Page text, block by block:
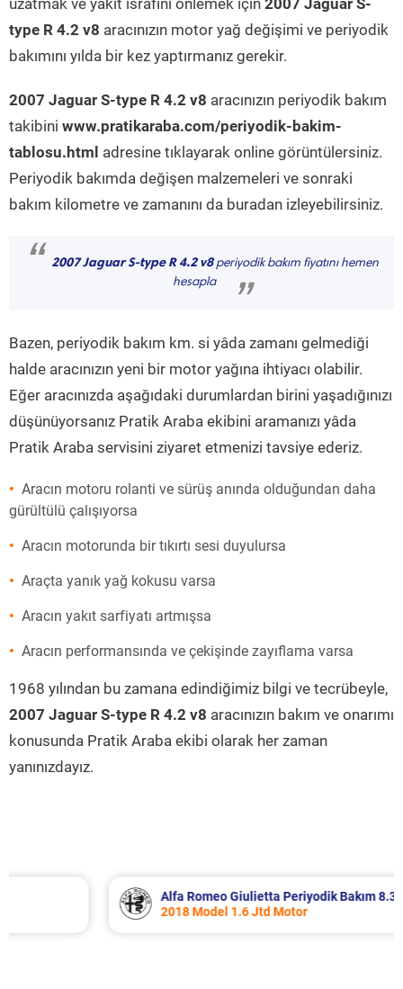
uzatmak ve yakıt israfını önlemek için 2007 Jaguar S-
type R 4.2 v8 aracınızın motor yağ değişimi ve periyodik
bakımını yılda bir kez yaptırmanız gerekir.
2007 Jaguar S-type R 4.2 v8 aracınızın periyodik bakım
takibini www.pratikaraba.com/periyodik-bakim-
tablosu.html adresine tıklayarak online görüntülersiniz.
Periyodik bakımda değişen malzemeleri ve sonraki
bakım kilometre ve zamanını da buradan izleyebilirsiniz.
“ 2007 Jaguar S-type R 4.2 v8periyodik bakım fiyatını hemen
hesapla
”
Bazen, periyodik bakım km. si yâda zamanı gelmediği
halde aracınızın yeni bir motor yağına ihtiyacı olabilir.
Eğer aracınızda aşağıdaki durumlardan birini yaşadığınızı
düşünüyorsanız Pratik Araba ekibini aramanızı yâda
Pratik Araba servisini ziyaret etmenizi tavsiye ederiz.
Aracın motoru rolanti ve sürüş anında olduğundan daha
gürültülü çalışıyorsa
Aracın motorunda bir tıkırtı sesi duyulursa
Araçta yanık yağ kokusu varsa
Aracın yakıt sarfiyatı artmışsa
Aracın performansında ve çekişinde zayıflama varsa
1968 yılından bu zamana edindiğimiz bilgi ve tecrübeyle,
2007 Jaguar S-type R 4.2 v8 aracınızın bakım ve onarımı
konusunda Pratik Araba ekibi olarak her zaman
yanınızdayız.
Alfa Romeo Giulietta Periyodik Bakım 8.340 TL
2018 Model 1.6 Jtd Motor